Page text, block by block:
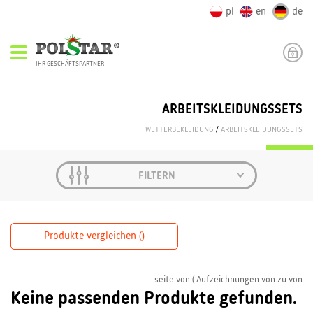
pl en de
IHR GESCHÄFTSPARTNER
ARBEITSKLEIDUNGSSETS
WETTERBEKLEIDUNG / ARBEITSKLEIDUNGSSETS
FILTERN
Produkte vergleichen ()
seite von ( Aufzeichnungen von zu von
Keine passenden Produkte gefunden.